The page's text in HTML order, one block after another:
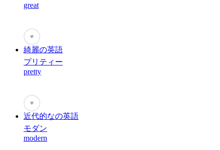
great
♥
綺麗の英語
プリティー
pretty
♥
近代的なの英語
モダン
modern